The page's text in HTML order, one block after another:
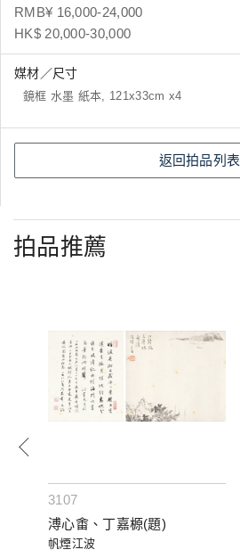
RMB¥ 16,000-24,000
HK$ 20,000-30,000
媒材／尺寸
鏡框 水墨 紙本, 121x33cm x4
返回拍品列表
拍品推薦
3107
溥心畬、丁嘉榞(題)
帆煙江波